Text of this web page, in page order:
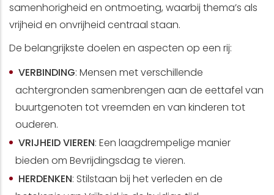
samenhorigheid en ontmoeting, waarbij thema’s als
vrijheid en onvrijheid centraal staan.
De belangrijkste doelen en aspecten op een rij:
VERBINDING: Mensen met verschillende
achtergronden samenbrengen aan de eettafel van
buurtgenoten tot vreemden en van kinderen tot
ouderen.
VRIJHEID VIEREN: Een laagdrempelige manier
bieden om Bevrijdingsdag te vieren.
HERDENKEN: Stilstaan bij het verleden en de